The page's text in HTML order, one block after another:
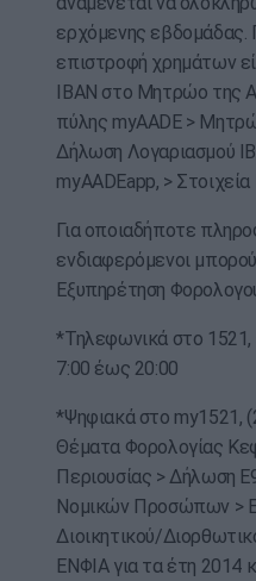
ερχόμενης εβδομάδας.
επιστροφή χρημάτων
ΙΒΑΝ στο Μητρώο της
πύλης myAADE >
Δήλωση Λογαριασμού
myAADEapp, >
Για οποιαδήποτε
ενδιαφερόμενοι
Εξυπηρέτηση
*Τηλεφωνικά στο
7:00 έως 20:00
*Ψηφιακά στο my1521,
Θέματα Φορολογίας
Περιουσίας > Δήλωση
Νομικών Προσώπων >
Διοικητικού/
ΕΝΦΙΑ για τα έτη 2014